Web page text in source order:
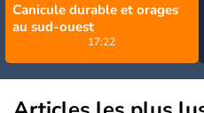
Canicule durable et orages
au sud-ouest
17:22